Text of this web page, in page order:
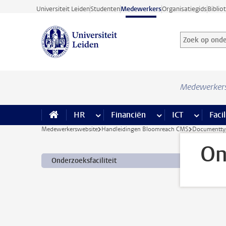
Ga direct naar de inhoud
Universiteit LeidenStudentenMedewerkersOrganisatiegids
Zoek op
Zoekterm
HR meer HR pagina’s
Financiën meer Financiën
ICT meer ICT
Medewerkerswebsite Handleidingen Bloomreach CMS
Onderzoeksfaciliteit